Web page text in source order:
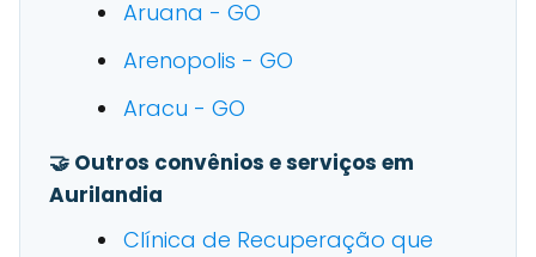
Aruana - GO
Arenopolis - GO
Aracu - GO
🤝 Outros convênios e serviços em
Aurilandia
Clínica de Recuperação que